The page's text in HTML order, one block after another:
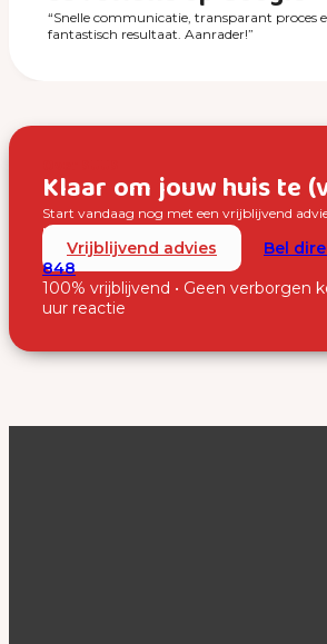
“Snelle communicatie, transparant proces
fantastisch resultaat. Aanrader!”
Klaar om jouw huis te
Start vandaag nog met een vrijblijvend
nemen wij contact met je op.
Vrijblijvend advies
Bel
848
100% vrijblijvend • Geen verborgen
uur reactie